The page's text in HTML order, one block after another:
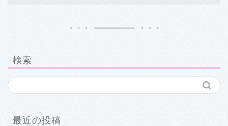
検索
最近の投稿